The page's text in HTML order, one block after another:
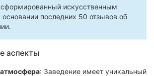
сформированный искусственным
основании последних 50 отзывов об
аспекты
: Заведение имеет уникальный